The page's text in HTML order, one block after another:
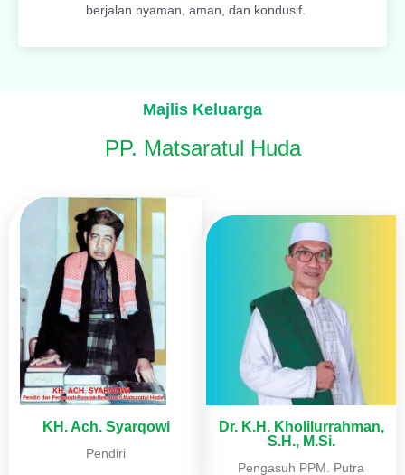
berjalan nyaman, aman, dan kondusif.
Majlis Keluarga
PP. Matsaratul Huda
KH. Ach. Syarqowi
Pendiri
Dr. K.H. Kholilurrahman,
S.H., M.Si.
Pengasuh PPM. Putra